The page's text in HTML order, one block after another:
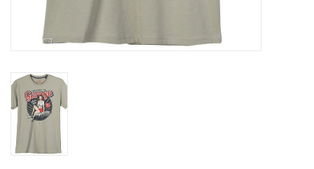
DENIM / SPIJKERGOED
FLEECES
TRUIEN / VESTEN
JACKS / JASSEN